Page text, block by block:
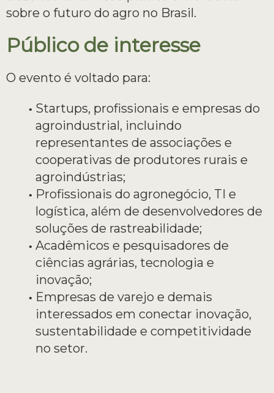
sobre o futuro do agro no Brasil.
Público de interesse
O evento é voltado para:
Startups, profissionais e empresas do
agroindustrial, incluindo
representantes de associações e
cooperativas de produtores rurais e
agroindústrias;
Profissionais do agronegócio, TI e
logística, além de desenvolvedores de
soluções de rastreabilidade;
Acadêmicos e pesquisadores de
ciências agrárias, tecnologia e
inovação;
Empresas de varejo e demais
interessados em conectar inovação,
sustentabilidade e competitividade
no setor.